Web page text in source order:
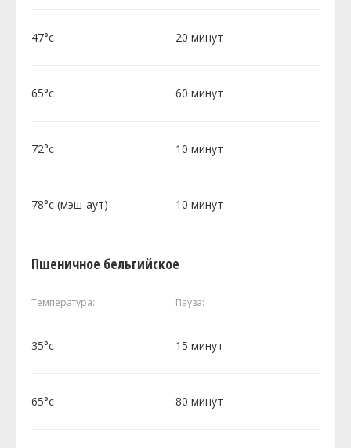
47°c 20 минут
65°c 60 минут
72°c 10 минут
78°c (мэш-аут) 10 минут
Пшеничное бельгийское
Температура: Пауза:
35°c 15 минут
65°c 80 минут